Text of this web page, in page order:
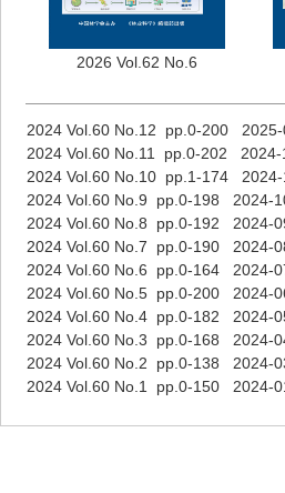
2026 Vol.62 No.6
2024 Vol.60 No.12 pp.0-200 2025-
2024 Vol.60 No.11 pp.0-202 2024-
2024 Vol.60 No.10 pp.1-174 2024-
2024 Vol.60 No.9 pp.0-198 2024-
2024 Vol.60 No.8 pp.0-192 2024-
2024 Vol.60 No.7 pp.0-190 2024-
2024 Vol.60 No.6 pp.0-164 2024-
2024 Vol.60 No.5 pp.0-200 2024-
2024 Vol.60 No.4 pp.0-182 2024-
2024 Vol.60 No.3 pp.0-168 2024-
2024 Vol.60 No.2 pp.0-138 2024-
2024 Vol.60 No.1 pp.0-150 2024-